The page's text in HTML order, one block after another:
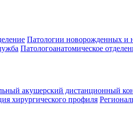
Патологии новорожденных и
Патологоанатомическое
акушерский дистанционный
хирургического профиля